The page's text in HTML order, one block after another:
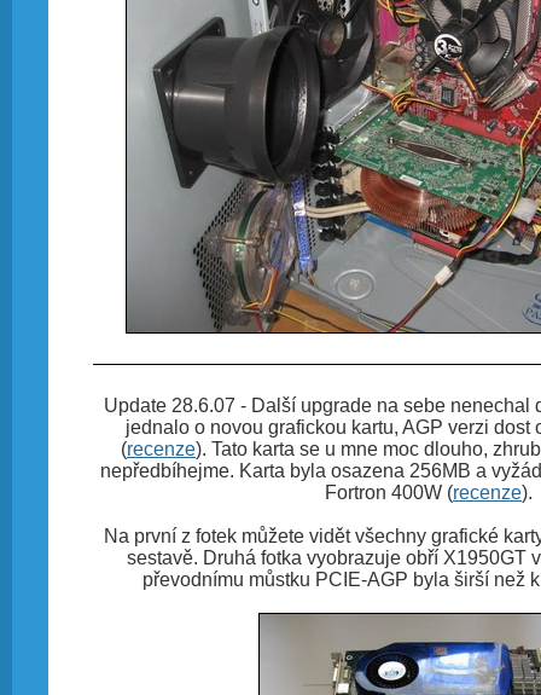
Update 28.6.07 - Další upgrade na sebe nenechal
jednalo o novou grafickou kartu, AGP verzi dost
(recenze). Tato karta se u mne moc dlouho,
nepředbíhejme. Karta byla osazena 256MB a
Fortron 400W (recenze).
Na první z fotek můžete vidět všechny grafické
sestavě. Druhá fotka vyobrazuje obří X1950GT
převodnímu můstku PCIE-AGP byla širší než